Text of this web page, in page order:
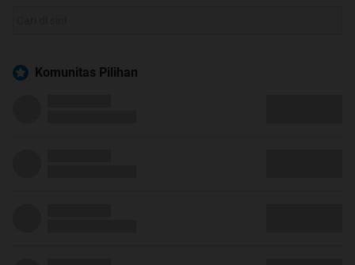
Komunitas Pilihan